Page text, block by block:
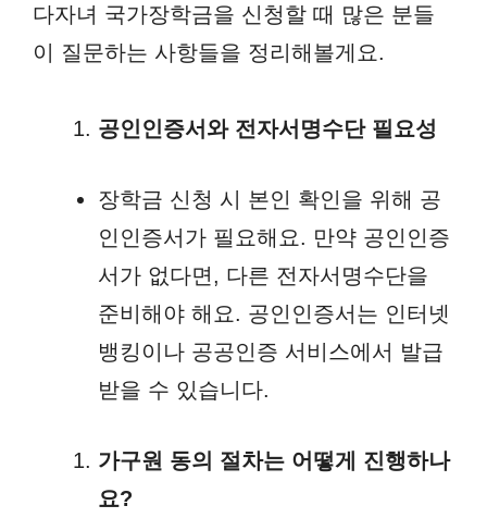
다자녀 국가장학금을 신청할 때 많은 분들
이 질문하는 사항들을 정리해볼게요.
공인인증서와 전자서명수단 필요성
장학금 신청 시 본인 확인을 위해 공
인인증서가 필요해요. 만약 공인인증
서가 없다면, 다른 전자서명수단을
준비해야 해요. 공인인증서는 인터넷
뱅킹이나 공공인증 서비스에서 발급
받을 수 있습니다.
가구원 동의 절차는 어떻게 진행하나
요?